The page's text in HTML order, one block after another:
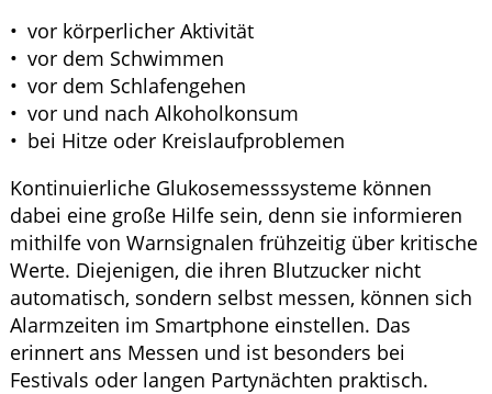
vor körperlicher Aktivität
vor dem Schwimmen
vor dem Schlafengehen
vor und nach Alkoholkonsum
bei Hitze oder Kreislaufproblemen
Kontinuierliche Glukosemesssysteme können
dabei eine große Hilfe sein, denn sie informieren
mithilfe von Warnsignalen frühzeitig über kritische
Werte. Diejenigen, die ihren Blutzucker nicht
automatisch, sondern selbst messen, können sich
Alarmzeiten im Smartphone einstellen. Das
erinnert ans Messen und ist besonders bei
Festivals oder langen Partynächten praktisch.